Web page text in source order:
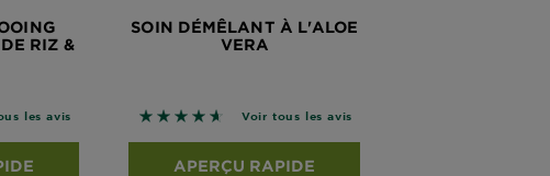
RIZ &
basé sur les avis
les avis
SOIN DÉMÊLANT À L'ALOE
VERA
4.6561 sur 5 étoiles basé sur les avis
Voir tous les avis
APERÇU RAPIDE